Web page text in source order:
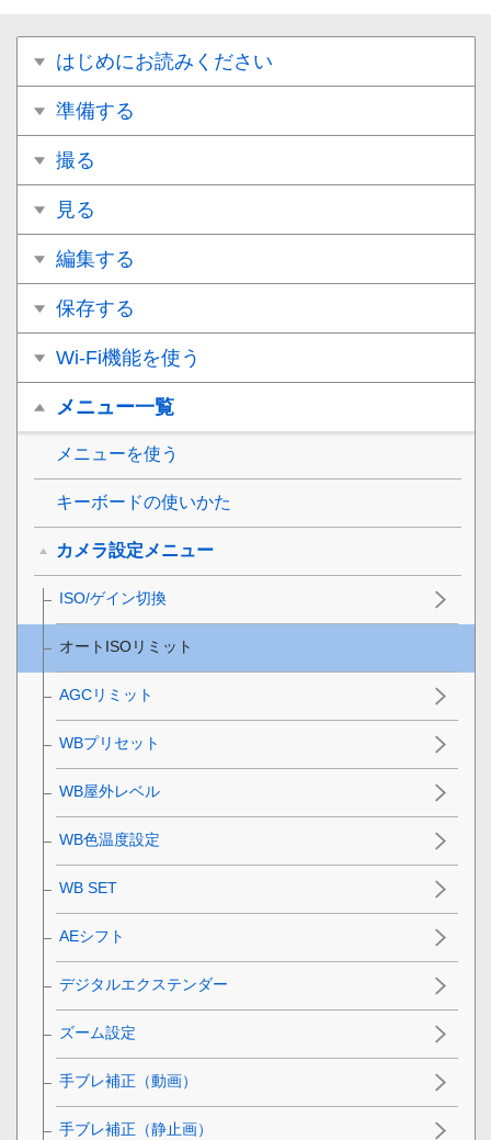
はじめにお読みください
準備する
撮る
見る
編集する
保存する
Wi-Fi機能を使う
メニュー一覧
メニューを使う
キーボードの使いかた
カメラ設定メニュー
ISO/ゲイン切換
オートISOリミット
AGCリミット
WBプリセット
WB屋外レベル
WB色温度設定
WB SET
AEシフト
デジタルエクステンダー
ズーム設定
手ブレ補正（動画）
手ブレ補正（静止画）